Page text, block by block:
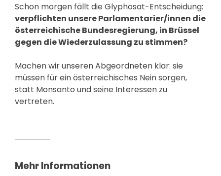
Schon morgen fällt die Glyphosat-Entscheidung:
verpflichten unsere Parlamentarier/innen die
österreichische Bundesregierung, in Brüssel
gegen die Wiederzulassung zu stimmen?
Machen wir unseren Abgeordneten klar: sie
müssen für ein österreichisches Nein sorgen,
statt Monsanto und seine Interessen zu
vertreten.
Mehr Informationen